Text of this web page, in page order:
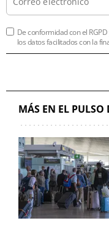
De conformidad con el RGPD
los datos facilitados con la
MÁS EN EL PULSO